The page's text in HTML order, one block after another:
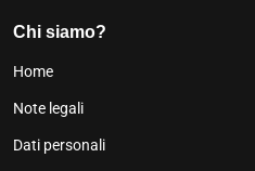
Chi siamo?
Home
Note legali
Dati personali